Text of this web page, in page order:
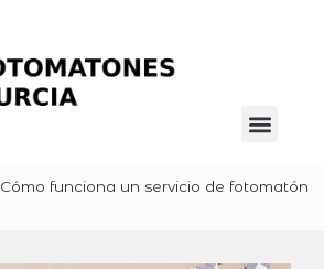
Cómo funciona un servicio de fotomatón